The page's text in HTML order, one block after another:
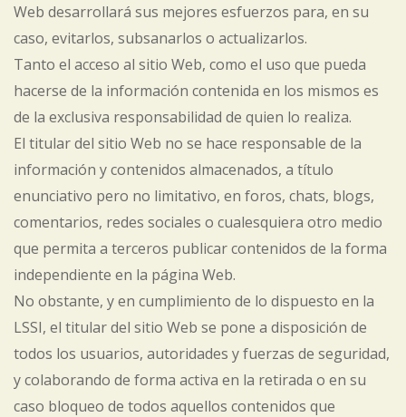
Web desarrollará sus mejores esfuerzos para, en su
caso, evitarlos, subsanarlos o actualizarlos.
Tanto el acceso al sitio Web, como el uso que pueda
hacerse de la información contenida en los mismos es
de la exclusiva responsabilidad de quien lo realiza.
El titular del sitio Web no se hace responsable de la
información y contenidos almacenados, a título
enunciativo pero no limitativo, en foros, chats, blogs,
comentarios, redes sociales o cualesquiera otro medio
que permita a terceros publicar contenidos de la forma
independiente en la página Web.
No obstante, y en cumplimiento de lo dispuesto en la
LSSI, el titular del sitio Web se pone a disposición de
todos los usuarios, autoridades y fuerzas de seguridad,
y colaborando de forma activa en la retirada o en su
caso bloqueo de todos aquellos contenidos que